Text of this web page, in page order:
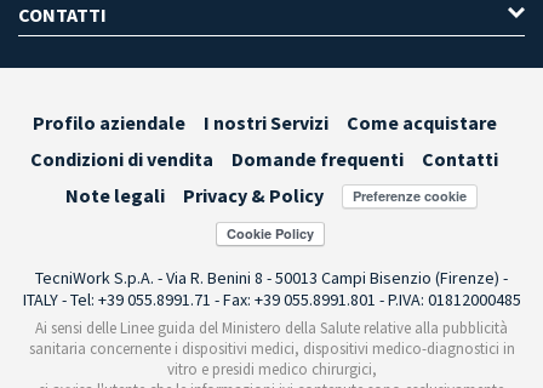
CONTATTI
Profilo aziendale I nostri Servizi
Come acquistare
Condizioni di vendita
Domande frequenti
Contatti
Note legali
Privacy & Policy Preferenze cookie
TecniWork S.p.A. - Via R. Benini 8 - 50013 Campi Bisenzio (Firenze) -
ITALY - Tel: +39 055.8991.71 - Fax: +39 055.8991.801 - P.IVA: 01812000485
Ai sensi delle Linee guida del Ministero della Salute relative alla pubblicità
sanitaria concernente i dispositivi medici, dispositivi medico-diagnostici in
vitro e presidi medico chirurgici,